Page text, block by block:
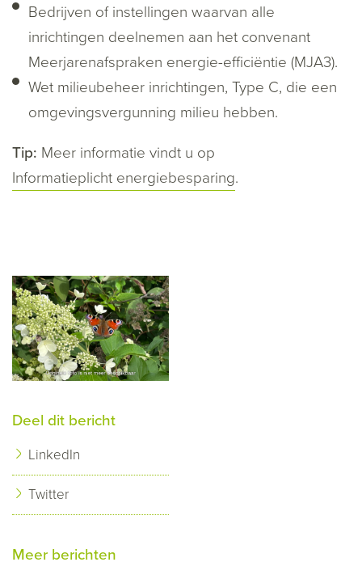
Bedrijven of instellingen waarvan alle
inrichtingen deelnemen aan het convenant
Meerjarenafspraken energie-efficiëntie (MJA3).
Wet milieubeheer inrichtingen, Type C, die een
omgevingsvergunning milieu hebben.
Tip: Meer informatie vindt u op
Informatieplicht energiebesparing.
Deel dit bericht
LinkedIn
Twitter
Meer berichten